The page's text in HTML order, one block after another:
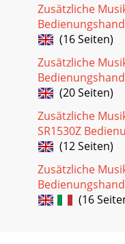
Zusätzliche
(16 Seiten)
Zusätzliche
(20 Seiten)
Zusätzliche
SR1530Z
(12 Seiten)
Zusätzliche
(16